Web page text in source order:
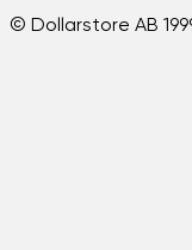
© Dollarstore AB